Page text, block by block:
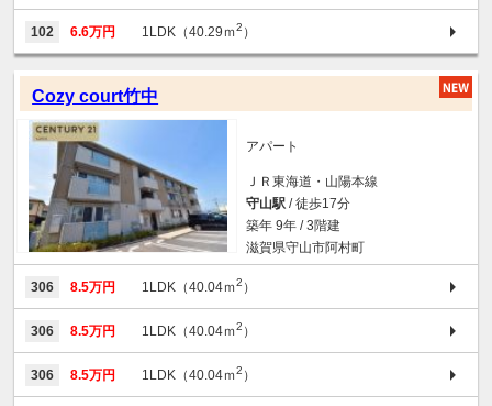
102 6.6万円 1LDK（40.29ｍ2 ）
Cozy court竹中
アパート
ＪＲ東海道・山陽本線
守山駅 / 徒歩17分
築年 9年 / 3階建
滋賀県守山市阿村町
306 8.5万円 1LDK（40.04ｍ2 ）
306 8.5万円 1LDK（40.04ｍ2 ）
306 8.5万円 1LDK（40.04ｍ2 ）